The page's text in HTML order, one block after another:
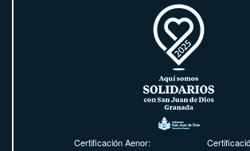
Certificación Aenor: